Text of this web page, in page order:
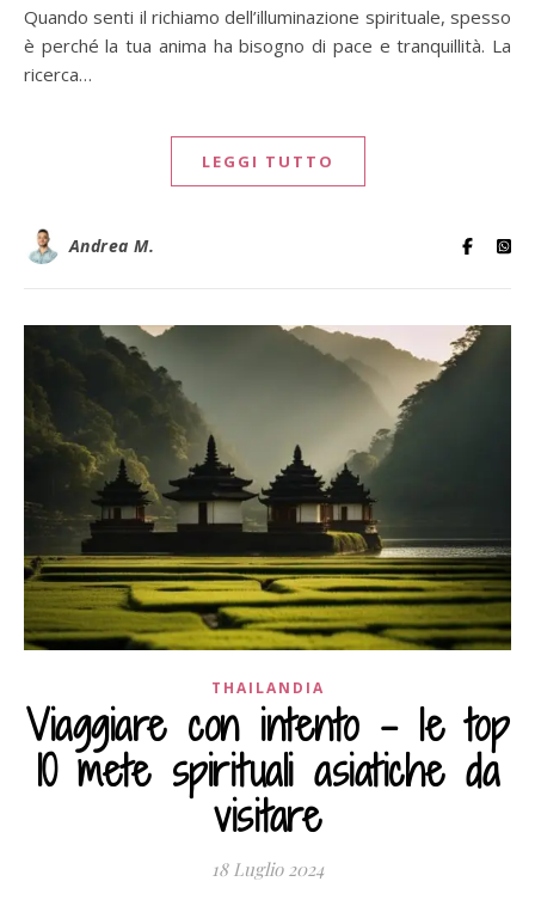
Quando senti il richiamo dell’illuminazione spirituale, spesso
è perché la tua anima ha bisogno di pace e tranquillità. La
ricerca…
LEGGI TUTTO
Andrea M.
THAILANDIA
Viaggiare con intento – le top
10 mete spirituali asiatiche da
visitare
18 Luglio 2024